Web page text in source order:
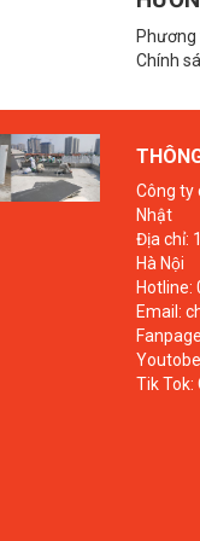
Chính
Công ty
Nhật
Địa chỉ:
Hà Nội
Hotline:
Email:
Tik Tok: